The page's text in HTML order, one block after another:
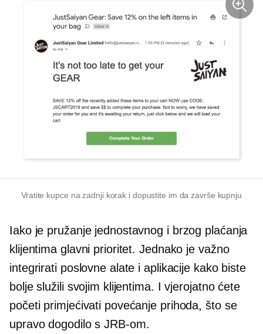
Vratite kupce na zadnji korak i dopustite im da završe kupnju
Iako je pružanje jednostavnog i brzog plaćanja
klijentima glavni prioritet. Jednako je važno
integrirati poslovne alate i aplikacije kako biste
bolje služili svojim klijentima. I vjerojatno ćete
početi primjećivati ​​povećanje prihoda, što se
upravo dogodilo s JRB-om.